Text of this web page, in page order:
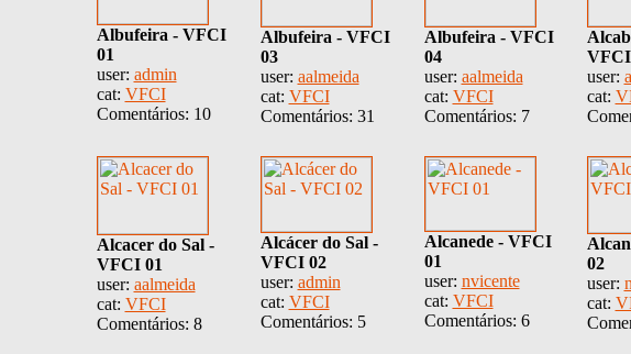
Albufeira - VFCI
01
user: admin
cat: VFCI
Comentários: 10
Albufeira - VFCI
03
user: aalmeida
cat: VFCI
Comentários: 31
Albufeira - VFCI
04
user: aalmeida
cat: VFCI
Comentários: 7
VFCI
user:
cat:
Alcacer do Sal -
VFCI 01
user: aalmeida
cat: VFCI
Comentários: 8
Alcácer do Sal -
VFCI 02
user: admin
cat: VFCI
Comentários: 5
Alcanede - VFCI
01
user: nvicente
cat: VFCI
Comentários: 6
02
user:
cat: